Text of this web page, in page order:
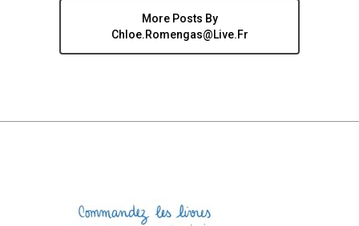
More Posts By
Chloe.romengas@live.fr